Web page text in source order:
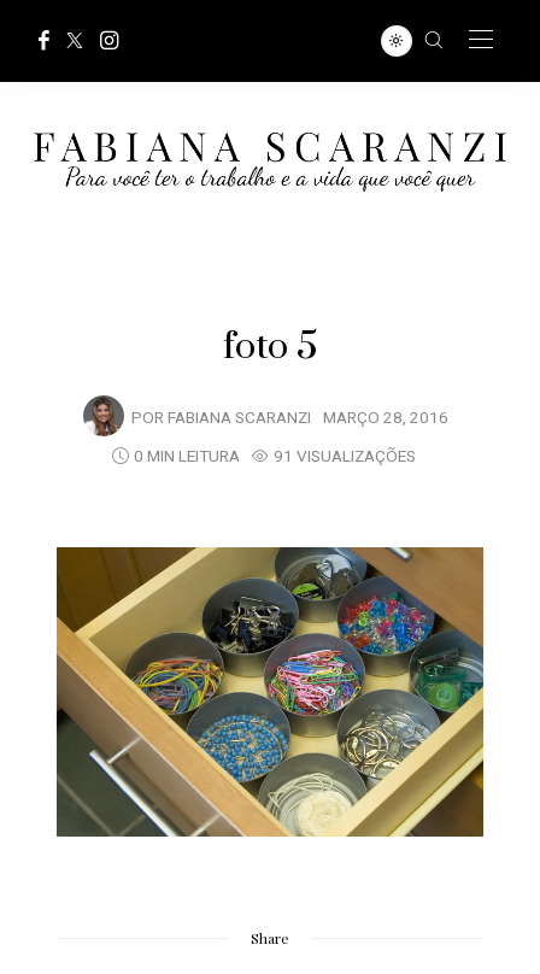
foto 5
POR FABIANA SCARANZI MARÇO 28, 2016
0 MIN LEITURA
91 VISUALIZAÇÕES
Share